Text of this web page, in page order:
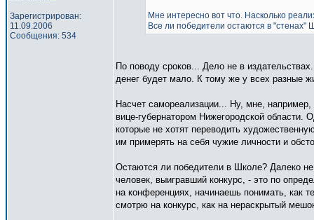
Зарегистрирован:
11.09.2006
Сообщения: 534
Мне интересно вот что. Насколько
Все ли победители остаются в
По поводу сроков... Дело не в
денег будет мало. К тому же у всех разные
Насчет самореализации... Ну, мне,
вице-губернатором Нижегородской
которые не хотят переводить
им примерять на себя чужие личности и
Остаются ли победители в Школе? Далеко
человек, выигравший конкурс, - это по
на конференциях, начинаешь понимать, как
смотрю на конкурс, как на нераскрытый